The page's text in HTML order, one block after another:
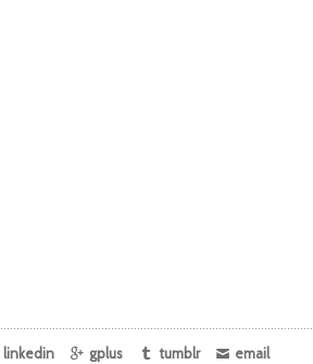
linkedin gplus tumblr email